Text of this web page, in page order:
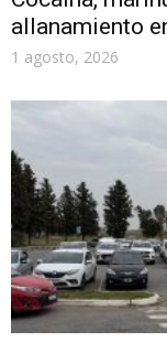
allanamiento
1 agosto, 2026